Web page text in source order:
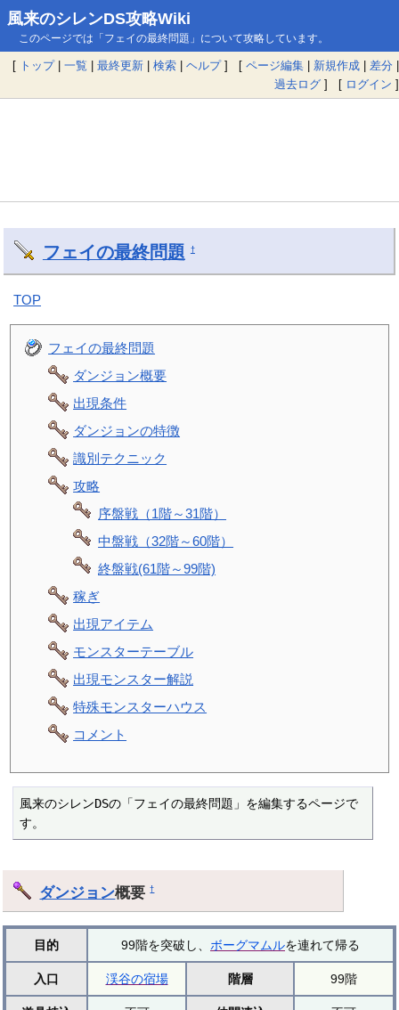
風来のシレンDS攻略Wiki
このページでは「フェイの最終問題」について攻略しています。
[ トップ| 一覧 | 最終更新 | 検索 | ヘルプ] [ ページ編集 | 新規作成 | 差分 |
過去ログ ] [ ログイン ]
フェイの最終問題 †
TOP
フェイの最終問題
ダンジョン概要
出現条件
ダンジョンの特徴
識別テクニック
攻略
序盤戦（1階～31階）
中盤戦（32階～60階）
終盤戦(61階～99階)
稼ぎ
出現アイテム
モンスターテーブル
出現モンスター解説
特殊モンスターハウス
コメント
風来のシレンDSの「フェイの最終問題」を編集するページで
す。
ダンジョン概要†
目的 99階を突破し、 ボーグマムルを連れて帰る
入口 渓谷の宿場 階層 99階